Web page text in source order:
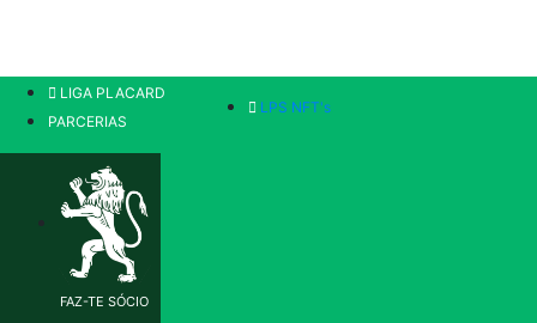
LIGA PLACARD
PARCERIAS
LPS NFT's
FAZ-TE SÓCIO